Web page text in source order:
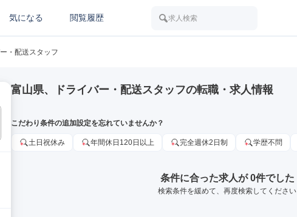
気になる 閲覧履歴 求人検索
・配送スタッフ
富山県、ドライバー・配送スタッフの転職・求人情報
こだわり条件の追加設定を忘れていませんか？
土日祝休み 年間休日120日以上 完全週休2日制 学歴不問
条件に合った求人が 0件でした
検索条件を緩めて、再度検索してください